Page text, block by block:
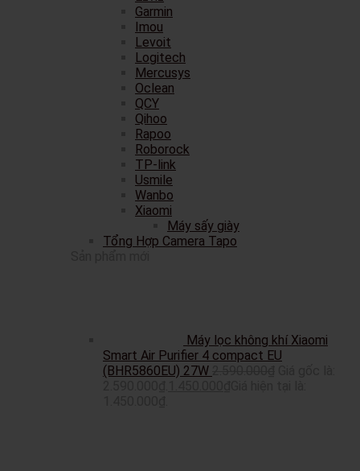
Garmin
Imou
Levoit
Logitech
Mercusys
Oclean
QCY
Qihoo
Rapoo
Roborock
TP-link
Usmile
Wanbo
Xiaomi
Máy sấy giày
Tổng Hợp Camera Tapo
Máy lọc không khí Xiaomi
Smart Air Purifier 4 compact EU
(BHR5860EU) 27W